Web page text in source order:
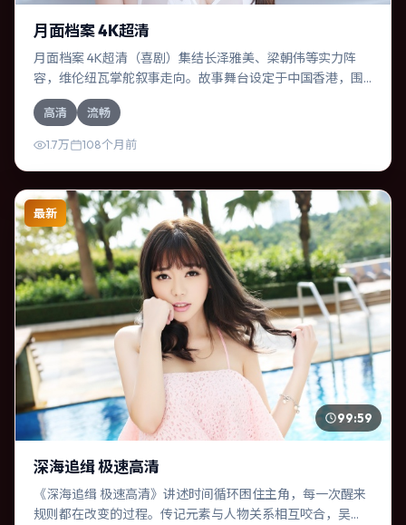
月面档案 4K超清
月面档案 4K超清（喜剧）集结长泽雅美、梁朝伟等实力阵
容，维伦纽瓦掌舵叙事走向。故事舞台设定于中国香港，围
绕一次意外选择展开连锁反应；配乐与色彩高度服务于主
题，结尾留白耐人寻味。
高清 流畅
1.7万 108个月前
最新
99:59
深海追缉 极速高清
《深海追缉 极速高清》讲述时间循环困住主角，每一次醒来
规则都在改变的过程。传记元素与人物关系相互咬合，吴